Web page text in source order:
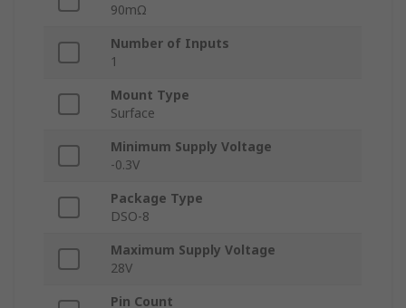
90mΩ
Number of Inputs
1
Mount Type
Surface
Minimum Supply Voltage
-0.3V
Package Type
DSO-8
Maximum Supply Voltage
28V
Pin Count